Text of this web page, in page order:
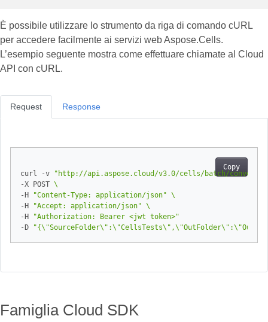
È possibile utilizzare lo strumento da riga di comando cURL
per accedere facilmente ai servizi web Aspose.Cells.
L’esempio seguente mostra come effettuare chiamate al Cloud
API con cURL.
Request
Copy
curl -v
"http://api.aspose.cloud/v3.0/cells/batch/convert"
-X POST
-H
"Content-Type: application/json"
-H
"Accept: application/json"
-H
"Authorization: Bearer <jwt token>"
-D
Response
Famiglia Cloud SDK